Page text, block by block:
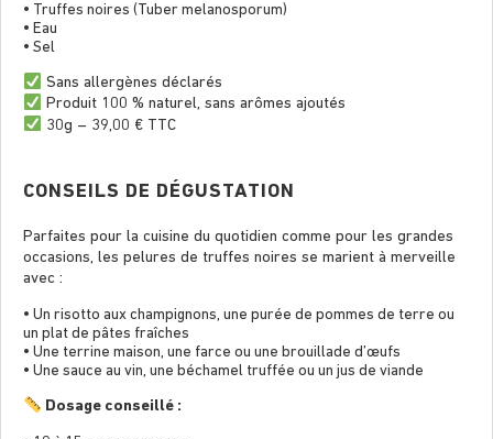
• Truffes noires (Tuber melanosporum)
• Eau
• Sel
Sans allergènes déclarés
Produit 100 % naturel, sans arômes ajoutés
30g – 39,00 € TTC
CONSEILS DE DÉGUSTATION
Parfaites pour la cuisine du quotidien comme pour les grandes
occasions, les pelures de truffes noires se marient à merveille
avec :
• Un risotto aux champignons, une purée de pommes de terre ou
un plat de pâtes fraîches
• Une terrine maison, une farce ou une brouillade d’œufs
• Une sauce au vin, une béchamel truffée ou un jus de viande
Dosage conseillé :